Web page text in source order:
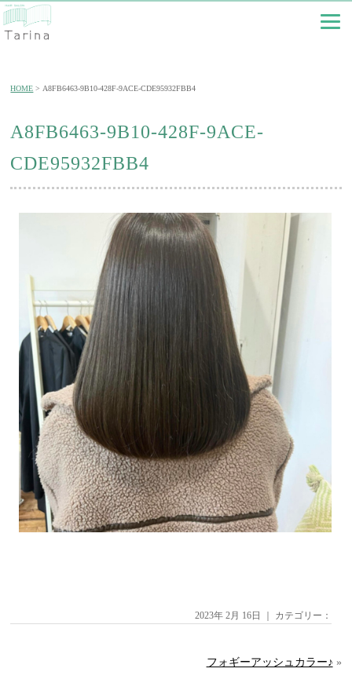
HOME A8FB6463-9B10-428F-9ACE-CDE95932FBB4
A8FB6463-9B10-428F-9ACE-
CDE95932FBB4
2023年 2月 16日 ｜ カテゴリー：
フォギーアッシュカラー♪ »